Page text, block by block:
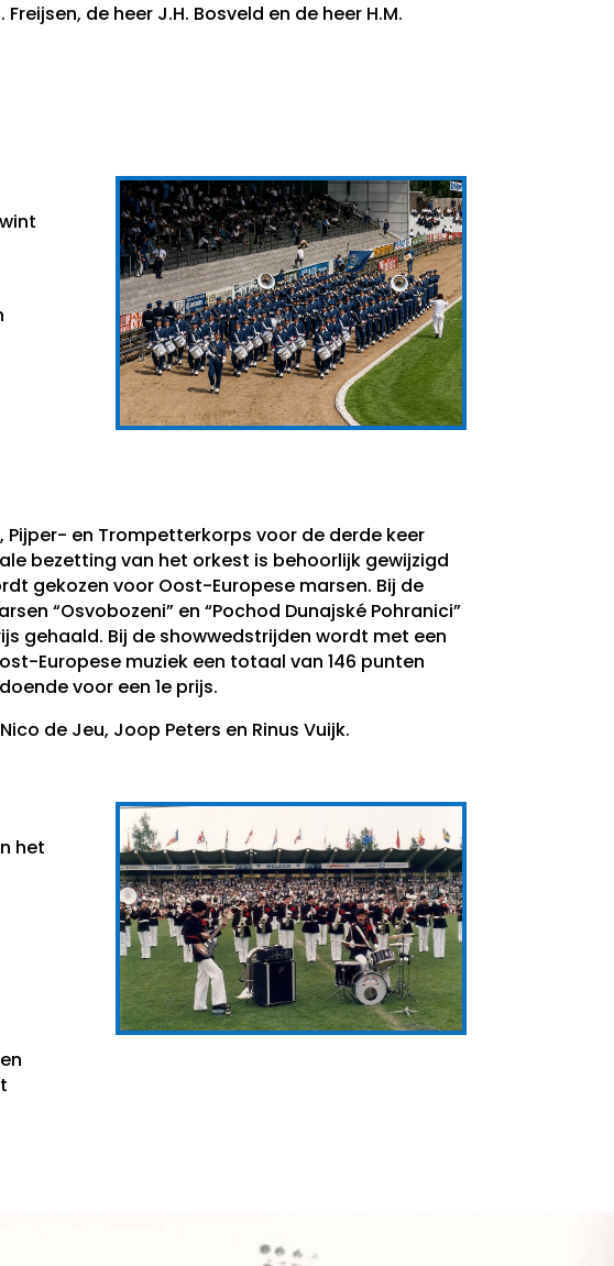
de heer J.H. Bosveld en de heer H.M.
en Trompetterkorps voor de derde keer
bezetting van het orkest is behoorlijk gewijzigd
gekozen voor Oost-Europese marsen. Bij de
“Osvobozeni” en “Pochod Dunajské Pohranici”
gehaald. Bij de showwedstrijden wordt met een
Europese muziek een totaal van 146 punten
voor een 1e prijs.
de Jeu, Joop Peters en Rinus Vuijk.
het